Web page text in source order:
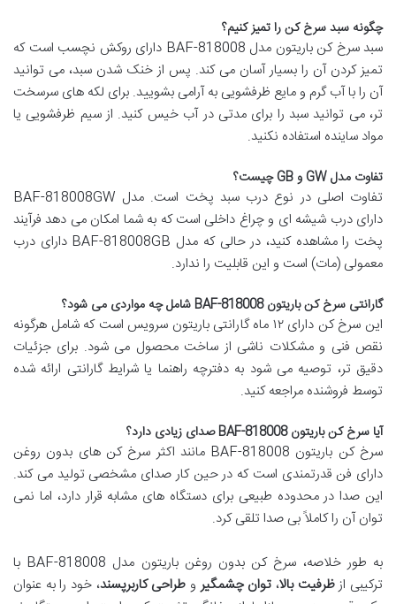
چگونه سبد سرخ کن را تمیز کنیم؟
سبد سرخ کن باریتون مدل BAF-818008 دارای روکش نچسب است که
تمیز کردن آن را بسیار آسان می کند. پس از خنک شدن سبد، می توانید
آن را با آب گرم و مایع ظرفشویی به آرامی بشویید. برای لکه های سرسخت
تر، می توانید سبد را برای مدتی در آب خیس کنید. از سیم ظرفشویی یا
مواد ساینده استفاده نکنید.
تفاوت مدل GW و GB چیست؟
تفاوت اصلی در نوع درب سبد پخت است. مدل BAF-818008GW
دارای درب شیشه ای و چراغ داخلی است که به شما امکان می دهد فرآیند
پخت را مشاهده کنید، در حالی که مدل BAF-818008GB دارای درب
معمولی (مات) است و این قابلیت را ندارد.
گارانتی سرخ کن باریتون BAF-818008 شامل چه مواردی می شود؟
این سرخ کن دارای ۱۲ ماه گارانتی باریتون سرویس است که شامل هرگونه
نقص فنی و مشکلات ناشی از ساخت محصول می شود. برای جزئیات
دقیق تر، توصیه می شود به دفترچه راهنما یا شرایط گارانتی ارائه شده
توسط فروشنده مراجعه کنید.
آیا سرخ کن باریتون BAF-818008 صدای زیادی دارد؟
سرخ کن باریتون BAF-818008 مانند اکثر سرخ کن های بدون روغن
دارای فن قدرتمندی است که در حین کار صدای مشخصی تولید می کند.
این صدا در محدوده طبیعی برای دستگاه های مشابه قرار دارد، اما نمی
توان آن را کاملاً بی صدا تلقی کرد.
به طور خلاصه، سرخ کن بدون روغن باریتون مدل BAF-818008 با
ترکیبی ازظرفیت بالا، توان چشمگیرو طراحی کاربرپسند، خود را به عنوان